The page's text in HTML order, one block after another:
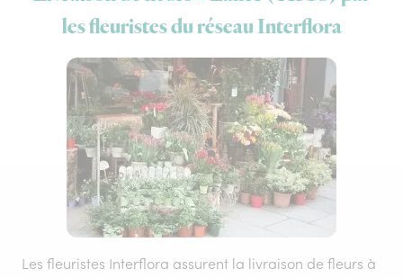
les fleuristes du réseau Interflora
Les fleuristes Interflora assurent la livraison de fleurs à